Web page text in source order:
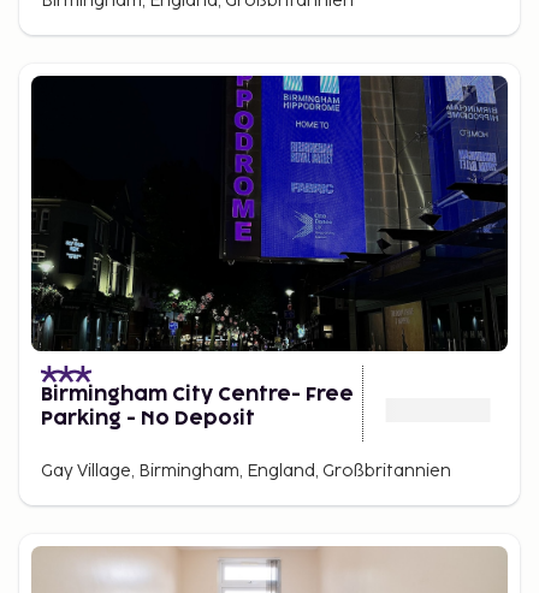
Birmingham City Centre- Free
Parking - No Deposit
Gay Village, Birmingham, England, Großbritannien